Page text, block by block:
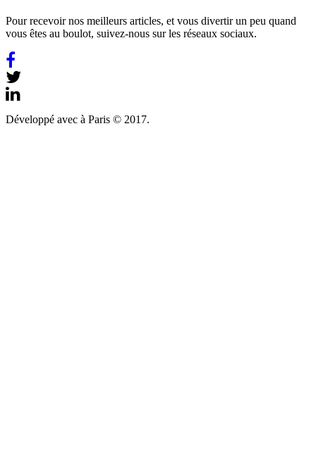
​Pour recevoir nos meilleurs articles, et vous divertir un peu quand
vous êtes au boulot, suivez-nous sur les réseaux sociaux.
Développé avec à Paris © 2017.